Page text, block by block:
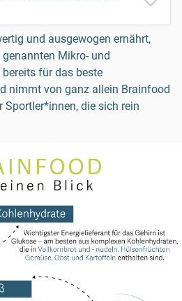
und ausgewogen ernährt,
Mikro- und
für das beste
nimmt von ganz allein Brainfood
die sich rein